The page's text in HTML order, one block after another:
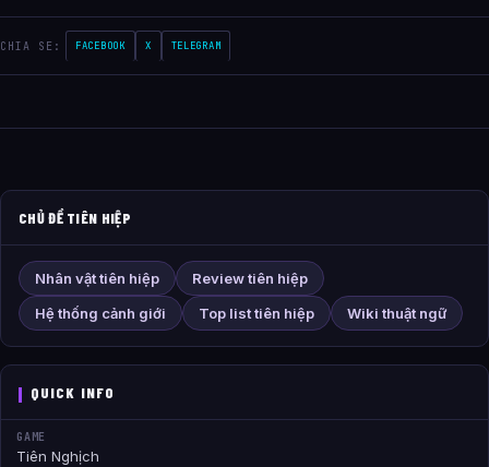
CHIA SE: FACEBOOK X TELEGRAM
CHỦ ĐỀ TIÊN HIỆP
Nhân vật tiên hiệp
Review tiên hiệp
Hệ thống cảnh giới
Top list tiên hiệp Wiki thuật ngữ
QUICK INFO
GAME
Tiên Nghịch